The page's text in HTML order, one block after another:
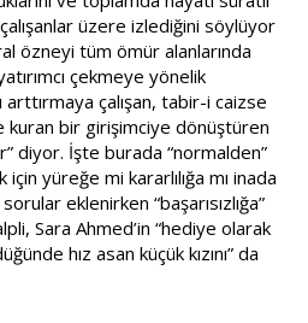
üzere izlediğini söylüyor
özneyi tüm ömür alanlarında
çekmeye yönelik
çalışan, tabir-i caizse
bir girişimciye dönüştüren
diyor. İşte burada “normalden”
yüreğe mi kararlılığa mı inada
eklenirken “başarısızlığa”
Sara Ahmed’in “hediye olarak
hız asan küçük kızını” da